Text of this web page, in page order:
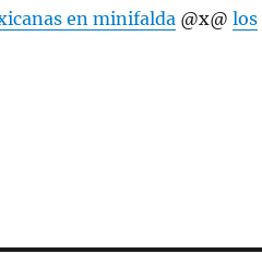
en minifalda @x@los